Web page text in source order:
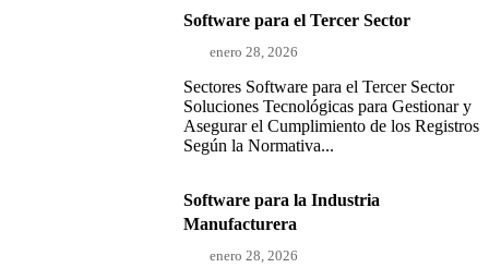
Software para el Tercer Sector
enero 28, 2026
Sectores Software para el Tercer Sector
Soluciones Tecnológicas para Gestionar y
Asegurar el Cumplimiento de los Registros
Según la Normativa...
Software para la Industria
Manufacturera
enero 28, 2026